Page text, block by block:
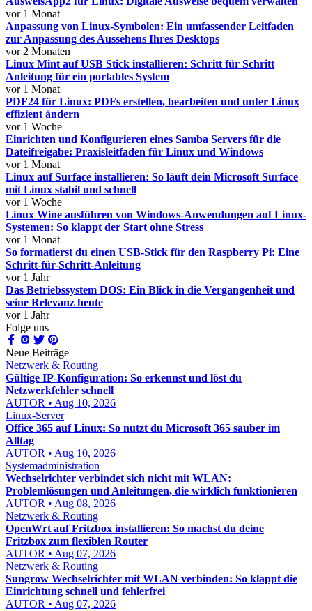
vor 1 Monat
Anpassung von Linux-Symbolen: Ein umfassender Leitfaden
zur Anpassung des Aussehens Ihres Desktops
vor 2 Monaten
Linux Mint auf USB Stick installieren: Schritt für Schritt
Anleitung für ein portables System
vor 1 Monat
PDF24 für Linux: PDFs erstellen, bearbeiten und unter Linux
effizient ändern
vor 1 Woche
Einrichten und Konfigurieren eines Samba Servers für die
Dateifreigabe: Praxisleitfaden für Linux und Windows
vor 1 Monat
Linux auf Surface installieren: So läuft dein Microsoft Surface
mit Linux stabil und schnell
vor 1 Woche
Linux Wine ausführen von Windows-Anwendungen auf Linux-
Systemen: So klappt der Start ohne Stress
vor 1 Monat
So formatierst du einen USB-Stick für den Raspberry Pi: Eine
Schritt-für-Schritt-Anleitung
vor 1 Jahr
Das Betriebssystem DOS: Ein Blick in die Vergangenheit und
seine Relevanz heute
vor 1 Jahr
Folge uns
Neue Beiträge
Netzwerk & Routing
Gültige IP-Konfiguration: So erkennst und löst du
Netzwerkfehler schnell
AUTOR • Aug 10, 2026
Linux-Server
Office 365 auf Linux: So nutzt du Microsoft 365 sauber im
Alltag
AUTOR • Aug 10, 2026
Systemadministration
Wechselrichter verbindet sich nicht mit WLAN:
Problemlösungen und Anleitungen, die wirklich funktionieren
AUTOR • Aug 08, 2026
Netzwerk & Routing
OpenWrt auf Fritzbox installieren: So machst du deine
Fritzbox zum flexiblen Router
AUTOR • Aug 07, 2026
Netzwerk & Routing
Sungrow Wechselrichter mit WLAN verbinden: So klappt die
Einrichtung schnell und fehlerfrei
AUTOR • Aug 07, 2026